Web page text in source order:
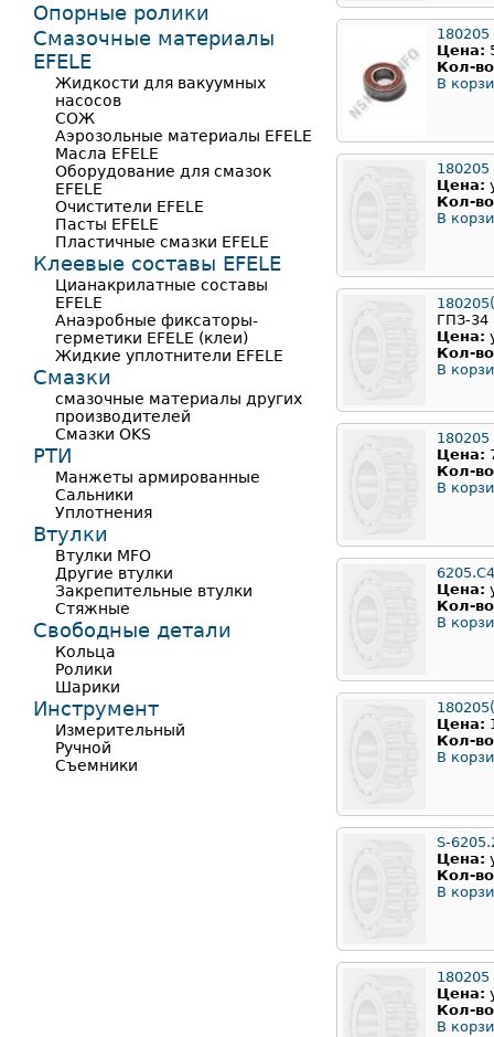
180205
Цена:
Кол-
В
180205
Цена:
Кол-
В
ГПЗ-34
Цена:
Кол-
В
180205
Цена:
Кол-
В
6205.C4
Цена:
Кол-
В
Цена:
Кол-
В
S-
Цена:
Кол-
В
180205
Цена:
Кол-
В
Опорные ролики
Смазочные материалы
EFELE
Жидкости для вакуумных
насосов
СОЖ
Аэрозольные материалы EFELE
Масла EFELE
Оборудование для смазок
EFELE
Очистители EFELE
Пасты EFELE
Пластичные смазки EFELE
Клеевые составы EFELE
Цианакрилатные составы
EFELE
Анаэробные фиксаторы-
герметики EFELE (клеи)
Жидкие уплотнители EFELE
Смазки
смазочные материалы других
производителей
Смазки OKS
РТИ
Манжеты армированные
Сальники
Уплотнения
Втулки
Втулки MFO
Другие втулки
Закрепительные втулки
Стяжные
Свободные детали
Кольца
Ролики
Шарики
Инструмент
Измерительный
Ручной
Съемники